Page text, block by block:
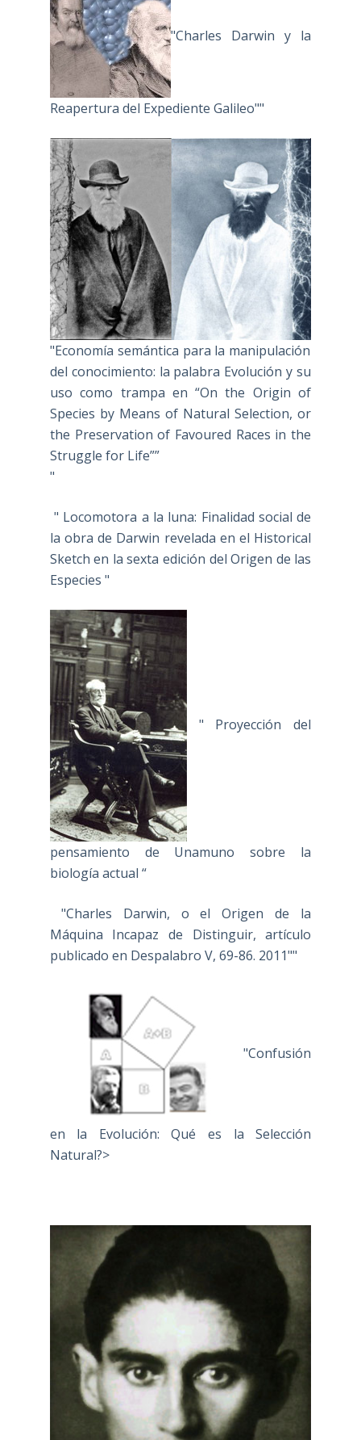
"Charles Darwin y la
Reapertura del Expediente Galileo""
"Economía semántica para la manipulación
del conocimiento: la palabra Evolución y su
uso como trampa en “On the Origin of
Species by Means of Natural Selection, or
the Preservation of Favoured Races in the
Struggle for Life””
"
" Locomotora a la luna: Finalidad social de
la obra de Darwin revelada en el Historical
Sketch en la sexta edición del Origen de las
Especies "
" Proyección del
pensamiento de Unamuno sobre la
biología actual “
"Charles Darwin, o el Origen de la
Máquina Incapaz de Distinguir, artículo
publicado en Despalabro V, 69-86. 2011""
"Confusión
en la Evolución: Qué es la Selección
Natural?>